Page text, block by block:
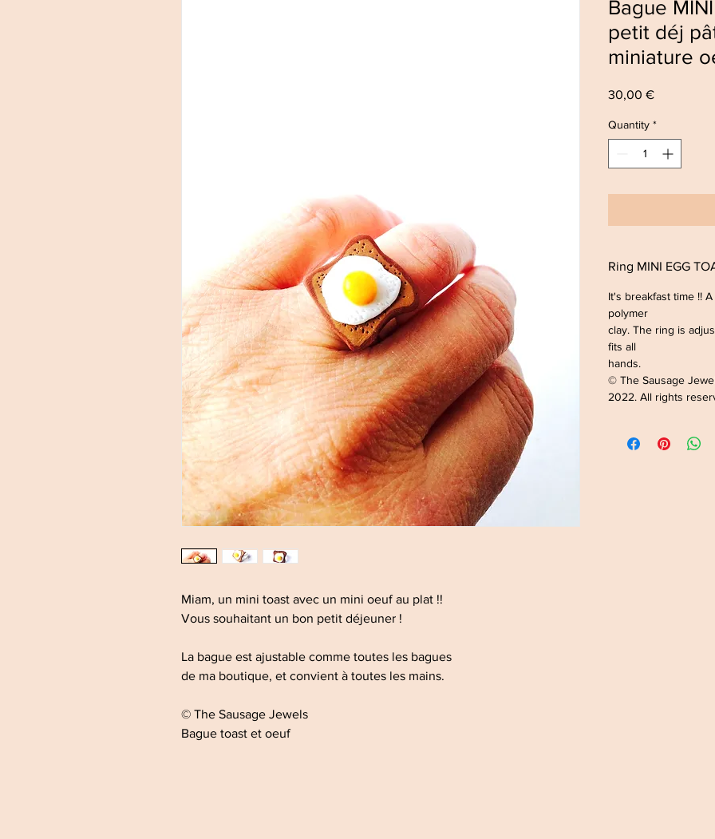
Miam, un mini toast avec un mini oeuf au plat !!
Vous souhaitant un bon petit déjeuner !
La bague est ajustable comme toutes les bagues
de ma boutique, et convient à toutes les mains.
© The Sausage Jewels
Bague toast et oeuf
Bague
petit déj
miniature
30,00 €Price
Quantity *
Ring MINI EGG
It's breakfast time !!
polymer
clay. The ring is
fits all
hands.
© The Sausage
2022. All rights